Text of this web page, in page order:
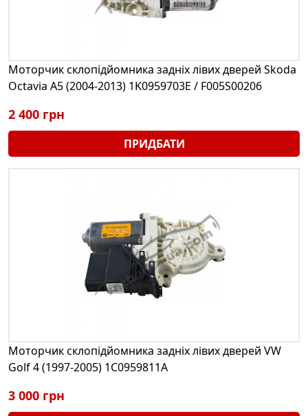
Моторчик склопідйомника задніх лівих дверей Skoda
Octavia A5 (2004-2013) 1K0959703E / F005S00206
2 400 грн
ПРИДБАТИ
Моторчик склопідйомника задніх лівих дверей VW
Golf 4 (1997-2005) 1C0959811A
3 000 грн